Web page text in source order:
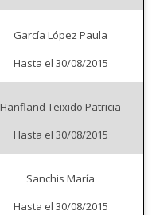
García López Paula
Hasta el 30/08/2015
Hanfland Teixido Patricia
Hasta el 30/08/2015
Sanchis María
Hasta el 30/08/2015